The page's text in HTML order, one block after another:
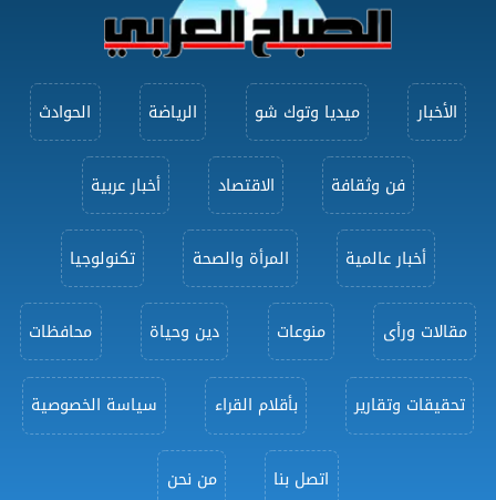
الأخبار ميديا وتوك شو الرياضة الحوادث
فن وثقافة الاقتصاد أخبار عربية
أخبار عالمية المرأة والصحة تكنولوجيا
مقالات ورأى منوعات دين وحياة محافظات
تحقيقات وتقارير بأقلام القراء سياسة الخصوصية
اتصل بنا من نحن